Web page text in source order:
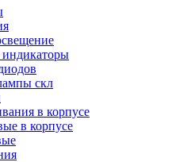
скл
в корпусе
в корпусе